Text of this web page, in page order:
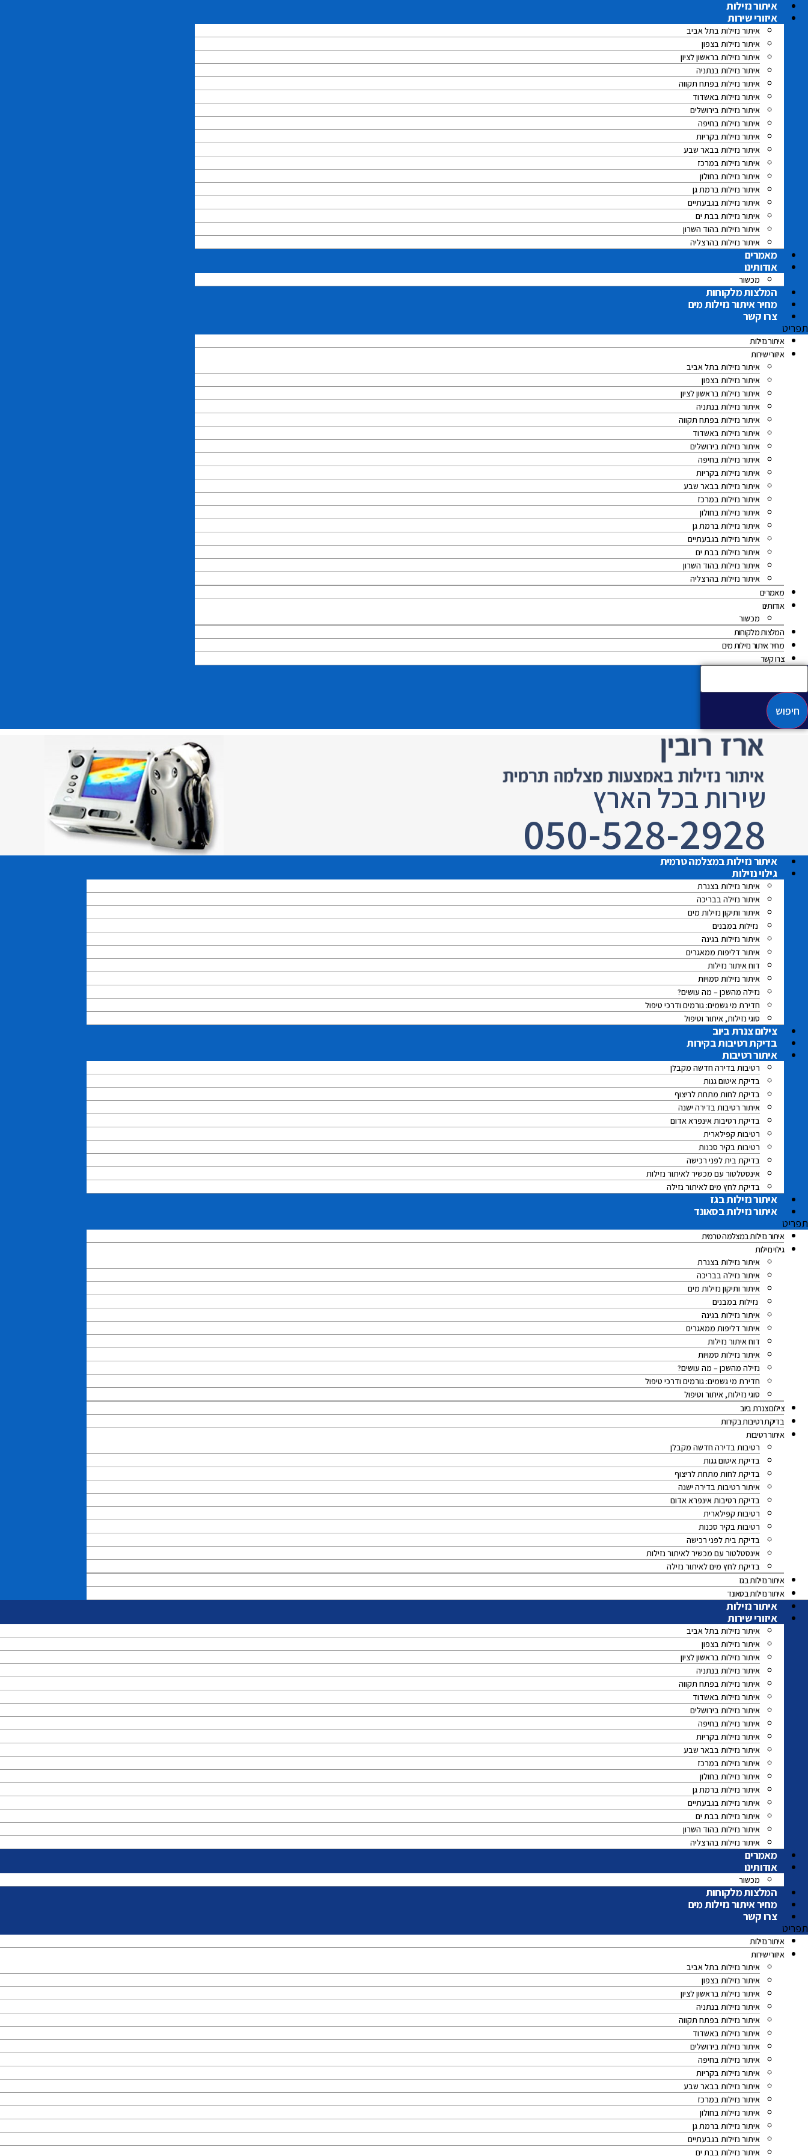
דלג
לתוכן
איתור נזילות
איזורי שירות
איתור נזילות בתל אביב
איתור נזילות בצפון
איתור נזילות בראשון לציון
איתור נזילות בנתניה
איתור נזילות בפתח תקווה
איתור נזילות באשדוד
איתור נזילות בירושלים
איתור נזילות בחיפה
איתור נזילות בקריות
איתור נזילות בבאר שבע
איתור נזילות במרכז
איתור נזילות בחולון
איתור נזילות ברמת גן
איתור נזילות בגבעתיים
איתור נזילות בבת ים
איתור נזילות בהוד השרון
איתור נזילות בהרצליה
מאמרים
אודותינו
מכשור
המלצות מלקוחות
מחיר איתור נזילות מים
צרו קשר
תפריט
איתור נזילות
איזורי שירות
איתור נזילות בתל אביב
איתור נזילות בצפון
איתור נזילות בראשון לציון
איתור נזילות בנתניה
איתור נזילות בפתח תקווה
איתור נזילות באשדוד
איתור נזילות בירושלים
איתור נזילות בחיפה
איתור נזילות בקריות
איתור נזילות בבאר שבע
איתור נזילות במרכז
איתור נזילות בחולון
איתור נזילות ברמת גן
איתור נזילות בגבעתיים
איתור נזילות בבת ים
איתור נזילות בהוד השרון
איתור נזילות בהרצליה
מאמרים
אודותינו
מכשור
המלצות מלקוחות
מחיר איתור נזילות מים
צרו קשר
חיפוש
שירות בכל הארץ
050-528-2928
איתור נזילות במצלמה טרמית
גילוי נזילות
איתור נזילות בצנרת
איתור נזילה בבריכה
איתור ותיקון נזילות מים
נזילות במבנים
איתור נזילות בגינה
איתור דליפות ממאגרים
דוח איתור נזילות
איתור נזילות סמויות
נזילה מהשכן – מה עושים?
חדירת מי גשמים: גורמים ודרכי טיפול
סוגי נזילות, איתור וטיפול
צילום צנרת ביוב
בדיקת רטיבות בקירות
איתור רטיבות
רטיבות בדירה חדשה מקבלן
בדיקת איטום גגות
בדיקת לחות מתחת לריצוף
איתור רטיבות בדירה ישנה
בדיקת רטיבות אינפרא אדום
רטיבות קפילארית
רטיבות בקיר סכנות
בדיקת בית לפני רכישה
אינסטלטור עם מכשיר לאיתור נזילות
בדיקת לחץ מים לאיתור נזילה
איתור נזילות בגז
איתור נזילות בסאונד
תפריט
איתור נזילות במצלמה טרמית
גילוי נזילות
איתור נזילות בצנרת
איתור נזילה בבריכה
איתור ותיקון נזילות מים
נזילות במבנים
איתור נזילות בגינה
איתור דליפות ממאגרים
דוח איתור נזילות
איתור נזילות סמויות
נזילה מהשכן – מה עושים?
חדירת מי גשמים: גורמים ודרכי טיפול
סוגי נזילות, איתור וטיפול
צילום צנרת ביוב
בדיקת רטיבות בקירות
איתור רטיבות
רטיבות בדירה חדשה מקבלן
בדיקת איטום גגות
בדיקת לחות מתחת לריצוף
איתור רטיבות בדירה ישנה
בדיקת רטיבות אינפרא אדום
רטיבות קפילארית
רטיבות בקיר סכנות
בדיקת בית לפני רכישה
אינסטלטור עם מכשיר לאיתור נזילות
בדיקת לחץ מים לאיתור נזילה
איתור נזילות בגז
איתור נזילות בסאונד
איתור נזילות
איזורי שירות
איתור נזילות בתל אביב
איתור נזילות בצפון
איתור נזילות בראשון לציון
איתור נזילות בנתניה
איתור נזילות בפתח תקווה
איתור נזילות באשדוד
איתור נזילות בירושלים
איתור נזילות בחיפה
איתור נזילות בקריות
איתור נזילות בבאר שבע
איתור נזילות במרכז
איתור נזילות בחולון
איתור נזילות ברמת גן
איתור נזילות בגבעתיים
איתור נזילות בבת ים
איתור נזילות בהוד השרון
איתור נזילות בהרצליה
מאמרים
אודותינו
מכשור
המלצות מלקוחות
מחיר איתור נזילות מים
צרו קשר
תפריט
איתור נזילות
איזורי שירות
איתור נזילות בתל אביב
איתור נזילות בצפון
איתור נזילות בראשון לציון
איתור נזילות בנתניה
איתור נזילות בפתח תקווה
איתור נזילות באשדוד
איתור נזילות בירושלים
איתור נזילות בחיפה
איתור נזילות בקריות
איתור נזילות בבאר שבע
איתור נזילות במרכז
איתור נזילות בחולון
איתור נזילות ברמת גן
איתור נזילות בגבעתיים
איתור נזילות בבת ים